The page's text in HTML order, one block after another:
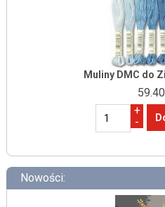
Muliny DMC do
+
-
Nowości: